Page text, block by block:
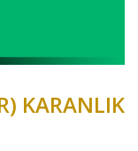
KARANLIK